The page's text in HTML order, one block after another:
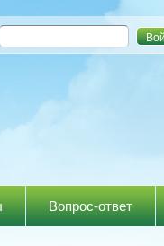
Перейти к
содержанию
Вопрос-ответ